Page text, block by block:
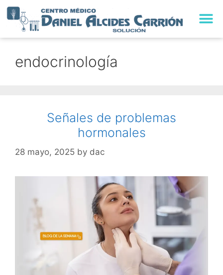
endocrinología
Señales de problemas
hormonales
28 mayo, 2025 by dac